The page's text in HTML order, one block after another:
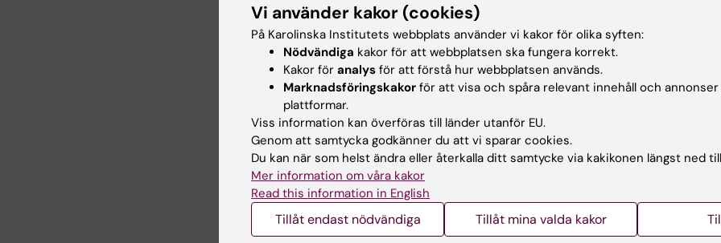
Telefon:
E-post: annica.sandberg@ki.se
Eva Charlotte Palmqvist
E-post: charlotte.palmqvist@ki.se
Vi använder kakor (cookies)
På Karolinska Institutets webbplats använder vi kakor för olika syften:
Nödvändiga kakor för att webbplatsen ska fungera korrekt.
Kakor för analys för att förstå hur webbplatsen används.
Marknadsföringskakor för att visa och spåra relevant innehåll och
plattformar.
Viss information kan överföras till länder utanför EU.
Genom att samtycka godkänner du att vi sparar cookies.
Du kan när som helst ändra eller återkalla ditt samtycke via kakikonen längst ned
Mer information om våra kakor
Read this information in English
Tillåt endast nödvändiga Tillåt mina valda kakor